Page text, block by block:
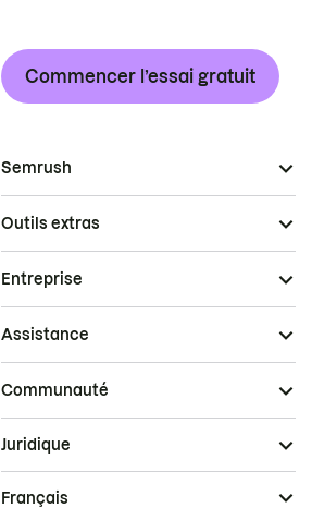
Commencer l’essai gratuit
Semrush
Outils extras
Entreprise
Assistance
Communauté
Juridique
Français